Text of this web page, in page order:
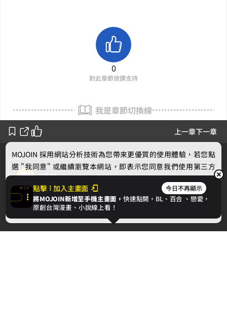
上一章下一章
0
對此章節按讚支持
我是章節切換線
漢堡
作者的話
點擊 加入主畫面 今日不再顯示
將MOJOIN新增至手機主畫面，快速點開，BL、 百合 、戀愛，
原創台灣漫畫、小說線上看！
MOJOIN 採用網站分析技術為您帶來更優質的使用體驗，若您點
選 "我同意" 或繼續瀏覽本網站，即表示您同意我們使用第三方
Cookie，欲瞭解更多資訊請見隱私權政策。
我同意